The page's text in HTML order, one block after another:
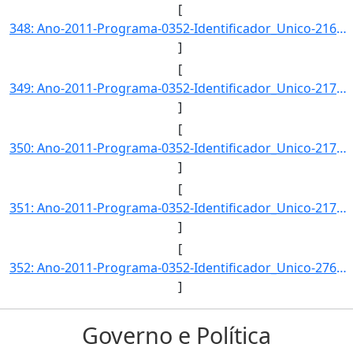
[
348: Ano-2011-Programa-0352-Identificador_Unico-2169-Descricao-Margem_de_Disponibilidade_de_Algodao_em_Pl]
]
[
349: Ano-2011-Programa-0352-Identificador_Unico-2170-Descricao-Margem_de_Disponibilidade_de_Arroz_em_Casc]
]
[
350: Ano-2011-Programa-0352-Identificador_Unico-2171-Descricao-Margem_de_Disponibilidade_de_Milho-Unidade]
]
[
351: Ano-2011-Programa-0352-Identificador_Unico-2172-Descricao-Margem_de_Disponibilidade_de_Trigo-Unidade]
]
[
352: Ano-2011-Programa-0352-Identificador_Unico-2760-Descricao-Volume_de_Recursos_Aplicados_no_Apoio_a_Co]
]
Governo e Política